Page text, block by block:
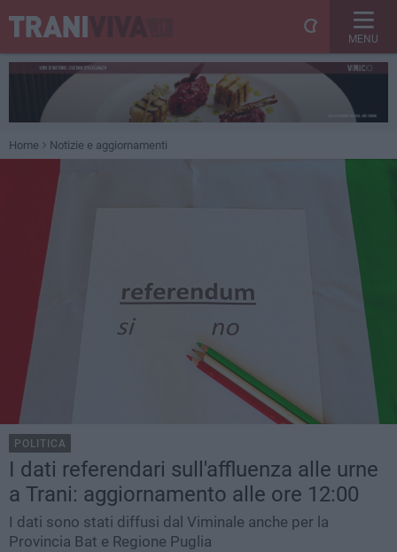
MENU
Home Notizie e aggiornamenti
POLITICA
I dati referendari sull'affluenza alle urne
a Trani: aggiornamento alle ore 12:00
I dati sono stati diffusi dal Viminale anche per la
Provincia Bat e Regione Puglia